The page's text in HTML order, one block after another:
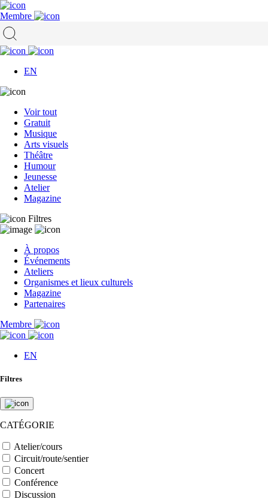
Membre
EN
Voir tout
Gratuit
Musique
Arts visuels
Théâtre
Humour
Jeunesse
Atelier
Magazine
Filtres
À propos
Événements
Ateliers
Organismes et lieux culturels
Magazine
Partenaires
Membre
EN
Filtres
CATÉGORIE
Atelier/cours
Circuit/route/sentier
Concert
Conférence
Discussion